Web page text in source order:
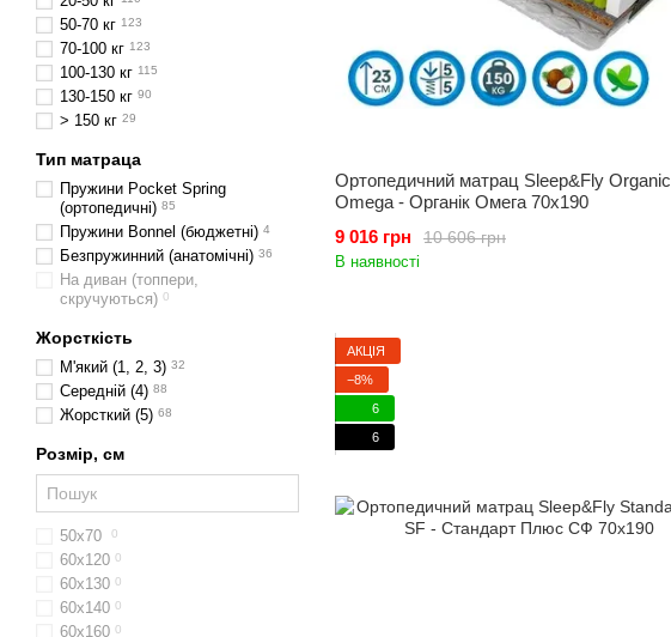
Ортопедичний матрац Sleep&Fly Organic
Omega - Органік Омега 70x190
10 606 грн
9 016 грн
В наявності
АКЦІЯ
−8%
6
6
50-70 кг 123
70-100 кг 123
100-130 кг 115
130-150 кг 90
> 150 кг 29
Тип матраца
Пружини Pocket Spring
(ортопедичні) 85
Пружини Bonnel (бюджетні) 4
Безпружинний (анатомічні) 36
На диван (топпери,
скручуються) 0
Жорсткість
М'який (1, 2, 3) 32
Середній (4) 88
Жорсткий (5) 68
Розмір, см
50х70 0
60x120 0
60х130 0
60x140 0
60х160 0